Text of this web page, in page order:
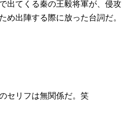
出てくる秦の王毅将軍が、侵攻
め出陣する際に放った台詞だ。
セリフは無関係だ。笑